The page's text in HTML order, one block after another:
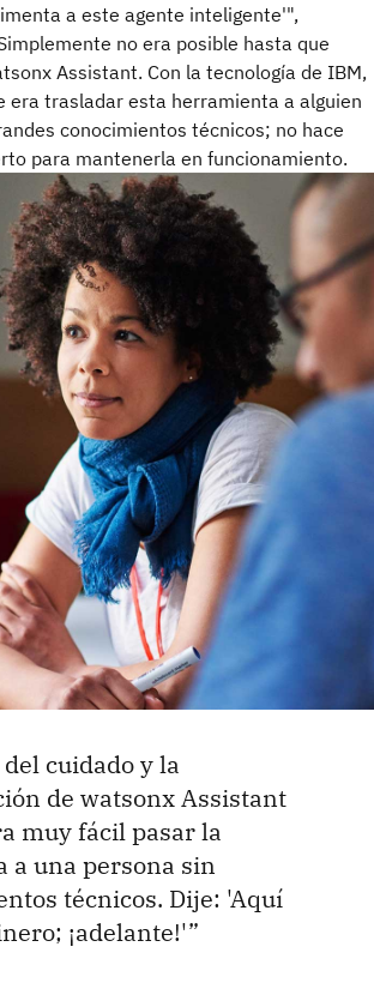
a este agente inteligente'",
no era posible hasta que
Assistant. Con la tecnología de IBM,
era trasladar esta herramienta a alguien
conocimientos técnicos; no hace
para mantenerla en funcionamiento.
cuidado y la
de watsonx Assistant
muy fácil pasar la
a una persona sin
técnicos. Dije: 'Aquí
¡adelante!'